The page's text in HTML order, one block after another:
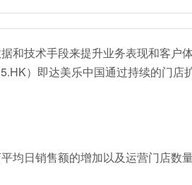
和技术手段来提升业务表现和客户
）即达美乐中国通过持续的门
均日销售额的增加以及运营门店数